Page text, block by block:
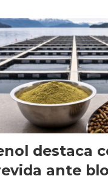
destaca
ante